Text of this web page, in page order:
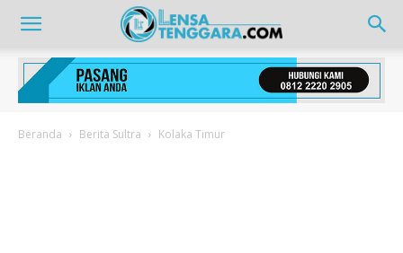
Beranda Berita Sultra Kolaka Timur